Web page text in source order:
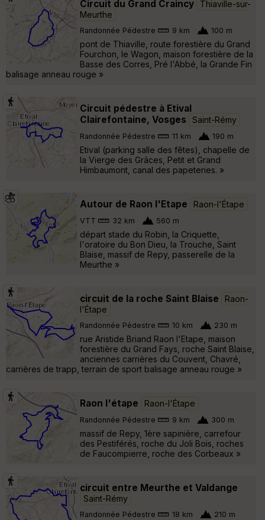
Circuit du Grand Craincy
Thiaville-sur-
Meurthe
Randonnée Pédestre 9 km 100 m
pont de Thiaville, route forestière du Grand
Fourchon, le Wagon, maison forestière de la
Basse des Corres, Pré l'Abbé, la Grande Fin
balisage anneau rouge »
Circuit pédestre à Etival
Clairefontaine, Vosges
Saint-Rémy
Randonnée Pédestre 11 km 190 m
Etival (parking salle des fêtes), chapelle de
la Vierge des Grâces, Petit et Grand
Himbaumont, canal des papeteries. »
Autour de Raon l'Etape Raon-l'Étape
VTT 32 km 560 m
départ stade du Robin, la Criquette,
l'oratoire du Bon Dieu, la Trouche, Saint
Blaise, massif de Repy, passerelle de la
Meurthe »
circuit de la roche Saint Blaise
Raon-
l'Étape
Randonnée Pédestre 10 km 230 m
rue Aristide Briand Raon l'Etape, maison
forestière du Grand Fays, roche Saint Blaise,
anciennes carrières du Couvent, Chavré,
carrières de trapp, terrain de sport balisage anneau rouge »
Raon l'étape Raon-l'Étape
Randonnée Pédestre 9 km 300 m
massif de Repy, 1ère sapinière, carrefour
des Pestiférés, roche du Joli Bois, roches
de Faucompierre, roche des Corbeaux »
circuit entre Meurthe et Valdange
Saint-Rémy
Randonnée Pédestre 18 km 210 m